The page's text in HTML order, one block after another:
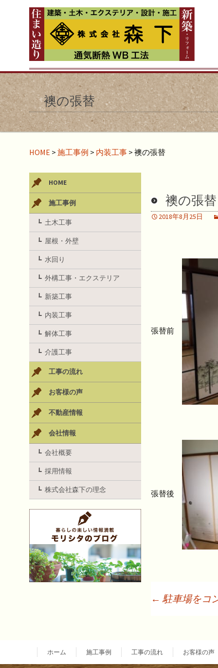
襖の張替
HOME > 施工事例 > 内装工事 > 襖の張替
襖の張替
2018年8月25日
張替前
張替後
稿
← 駐車場をコ
HOME
施工事例
土木工事
屋根・外壁
水回り
外構工事・エクステリア
新築工事
内装工事
解体工事
介護工事
工事の流れ
お客様の声
不動産情報
会社情報
会社概要
採用情報
株式会社森下の理念
ホーム 施工事例 工事の流れ お客様の声